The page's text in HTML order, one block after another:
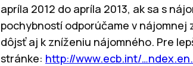
apríla 2012 do apríla 2013, ak sa s
pochybností odporúčame v nájomnej
dôjsť aj k zníženiu nájomného. Pre
stránke: http://www.ecb.int/